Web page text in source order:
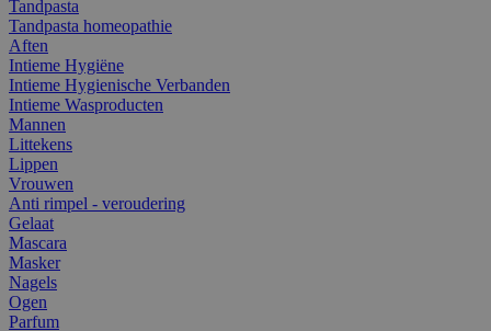
Tandpasta
Tandpasta homeopathie
Aften
Intieme Hygiëne
Intieme Hygienische Verbanden
Intieme Wasproducten
Mannen
Littekens
Lippen
Vrouwen
Anti rimpel - veroudering
Gelaat
Mascara
Masker
Nagels
Ogen
Parfum